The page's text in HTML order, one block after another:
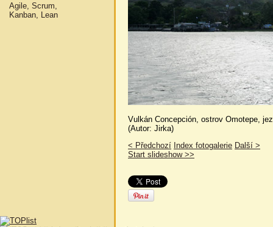
Agile, Scrum,
Kanban, Lean
Vulkán Concepción, ostrov Omotepe,
(Autor: Jirka)
< Předchozí Index fotogalerie Další >
Start slideshow >>